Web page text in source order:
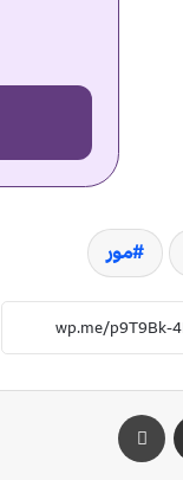
مور